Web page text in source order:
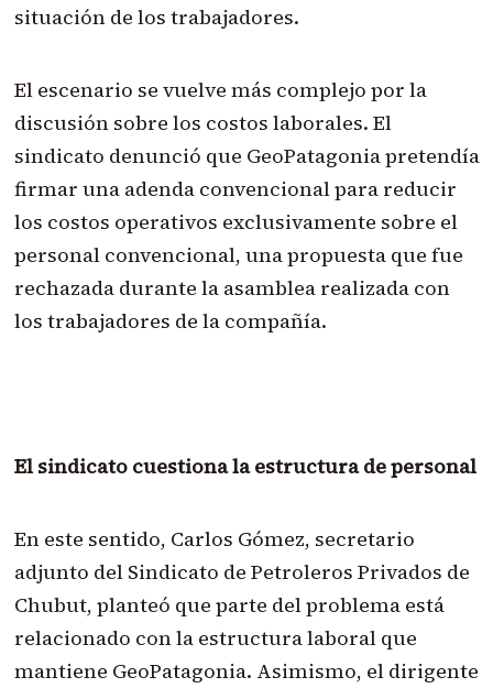
situación de los trabajadores.
El escenario se vuelve más complejo por la
discusión sobre los costos laborales. El
sindicato denunció que GeoPatagonia pretendía
firmar una adenda convencional para reducir
los costos operativos exclusivamente sobre el
personal convencional, una propuesta que fue
rechazada durante la asamblea realizada con
los trabajadores de la compañía.
El sindicato cuestiona la estructura de personal
En este sentido, Carlos Gómez, secretario
adjunto del Sindicato de Petroleros Privados de
Chubut, planteó que parte del problema está
relacionado con la estructura laboral que
mantiene GeoPatagonia. Asimismo, el dirigente